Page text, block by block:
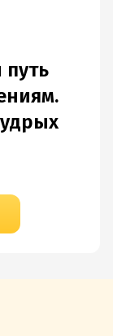
путь